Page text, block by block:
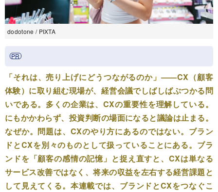
dodotone / PIXTA
「それは、売り上げにどうつながるのか」——CX（顧客
体験）に取り組む現場が、経営会議でしばしばぶつかる問
いである。多くの企業は、CXの重要性を理解している。
にもかかわらず、投資判断の場面になると議論は止まる。
なぜか。問題は、CXのやり方にあるのではない。ブラン
ドとCXを別々のものとして扱っていることにある。ブラ
ンドを「顧客の感情の記憶」と捉え直すと、CXは単なる
サービス改善ではなく、将来の収益を左右する経営課題と
して見えてくる。本連載では、ブランドとCXをつなぐこ